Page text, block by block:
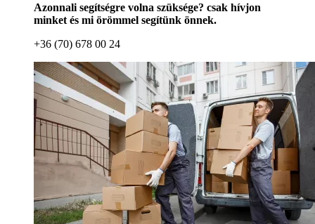
Azonnali segítségre volna szüksége? csak hívjon
minket és mi örömmel segítünk önnek.
+36 (70) 678 00 24